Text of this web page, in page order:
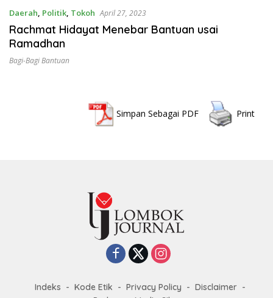
Daerah, Politik, Tokoh April 27, 2023
Rachmat Hidayat Menebar Bantuan usai
Ramadhan
Bagi-Bagi Bantuan
Simpan Sebagai PDF Print
Indeks Kode Etik Privacy Policy
Disclaimer